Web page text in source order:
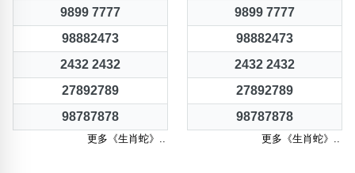
9899 7777
98882473
2432 2432
27892789
98787878
更多《生肖蛇》..
9899 7777
98882473
2432 2432
27892789
98787878
更多《生肖蛇》..